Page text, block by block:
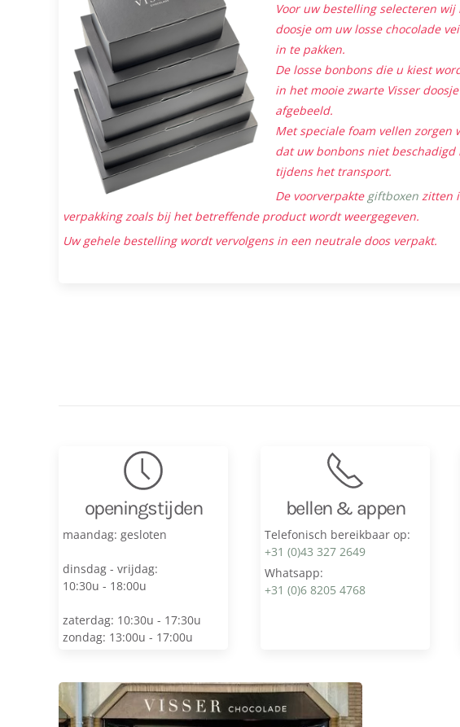
Voor uw bestelling selecteren
doosje om uw losse chocolade
in te pakken.
De losse bonbons die u kiest
in het mooie zwarte Visser
afgebeeld.
Met speciale foam vellen zorgen
dat uw bonbons niet beschadigd
tijdens het transport.
De voorverpakte giftboxen zitten
verpakking zoals bij het betreffende product wordt weergegeven.
Uw gehele bestelling wordt vervolgens in een neutrale doos verpakt.
openingstijden
maandag: gesloten
dinsdag - vrijdag:
10:30u - 18:00u
zaterdag: 10:30u - 17:30u
zondag: 13:00u - 17:00u
bellen & appen
Telefonisch bereikbaar op:
+31 (0)43 327 2649
Whatsapp:
+31 (0)6 8205 4768